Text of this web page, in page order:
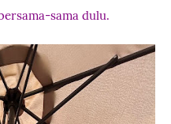
sama dulu.